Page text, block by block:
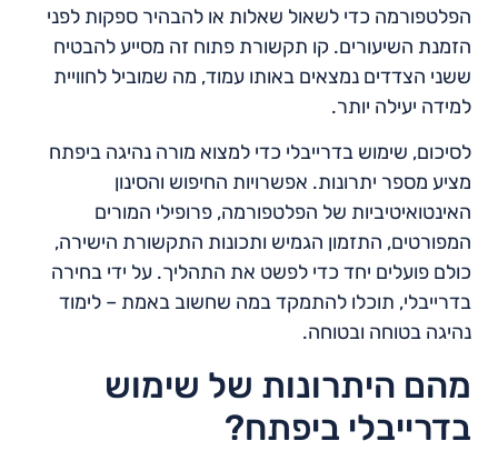
הפלטפורמה כדי לשאול שאלות או להבהיר ספקות לפני
הזמנת השיעורים. קו תקשורת פתוח זה מסייע להבטיח
ששני הצדדים נמצאים באותו עמוד, מה שמוביל לחוויית
למידה יעילה יותר.
לסיכום, שימוש בדרייבלי כדי למצוא מורה נהיגה ביפתח
מציע מספר יתרונות. אפשרויות החיפוש והסינון
האינטואיטיביות של הפלטפורמה, פרופילי המורים
המפורטים, התזמון הגמיש ותכונות התקשורת הישירה,
כולם פועלים יחד כדי לפשט את התהליך. על ידי בחירה
בדרייבלי, תוכלו להתמקד במה שחשוב באמת – לימוד
נהיגה בטוחה ובטוחה.
מהם היתרונות של שימוש
בדרייבלי ביפתח?